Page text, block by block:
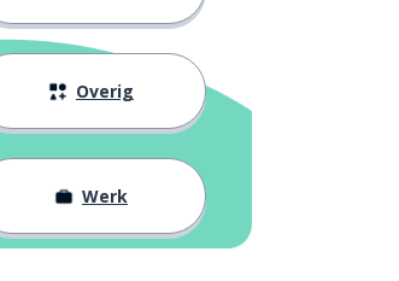
Overig
Werk